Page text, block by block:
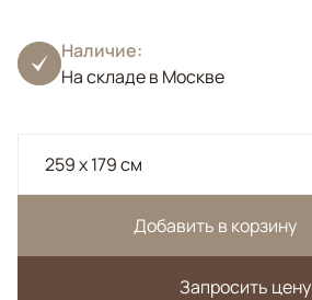
Наличие:
На складе в Москве
259 x 179 см
Добавить в корзину
Запросить цену